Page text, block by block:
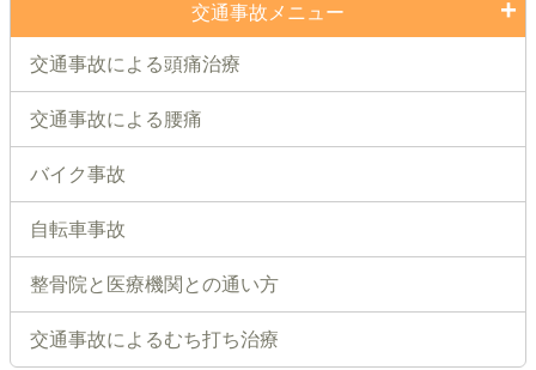
交通事故メニュー
交通事故による頭痛治療
交通事故による腰痛
バイク事故
自転車事故
整骨院と医療機関との通い方
交通事故によるむち打ち治療